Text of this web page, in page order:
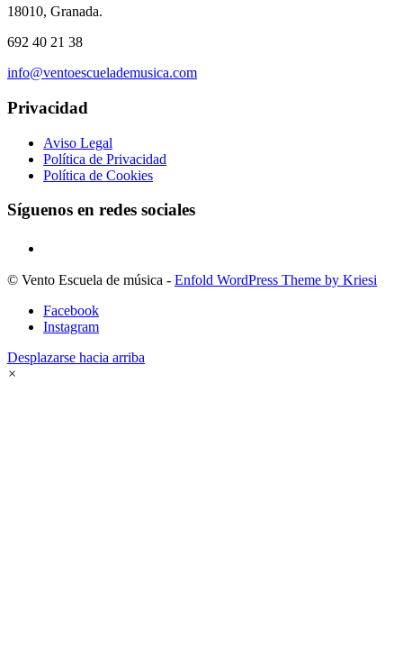
18010, Granada.
692 40 21 38
info@ventoescuelademusica.com
Privacidad
Aviso Legal
Política de Privacidad
Política de Cookies
Síguenos en redes sociales
© Vento Escuela de música - Enfold WordPress Theme by Kriesi
Facebook
Instagram
Desplazarse hacia arriba
×